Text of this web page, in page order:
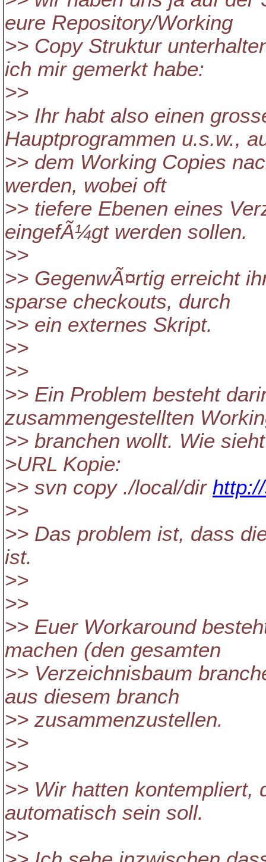
eure Repository/Working
>> Copy Struktur
ich mir gemerkt habe:
>>
>> Ihr habt also einen
Hauptprogrammen u.s.w.,
>> dem Working Copies
werden, wobei oft
>> tiefere Ebenen eines
eingefÃ¼gt werden sollen.
>>
>> GegenwÃ¤rtig erreicht
sparse checkouts, durch
>> ein externes Skript.
>>
>>
>> Ein Problem besteht
zusammengestellten
>> branchen wollt. Wie
>URL Kopie:
>> svn copy ./local/dir
>>
>> Das problem ist, dass
ist.
>>
>>
>> Euer Workaround
machen (den gesamten
>> Verzeichnisbaum
aus diesem branch
>> zusammenzustellen.
>>
>>
>> Wir hatten kontempliert,
automatisch sein soll.
>>